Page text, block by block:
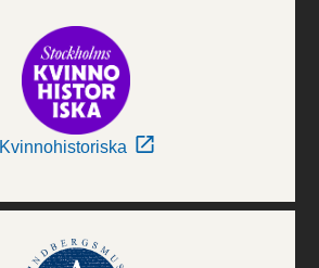
Kvinnohistoriska